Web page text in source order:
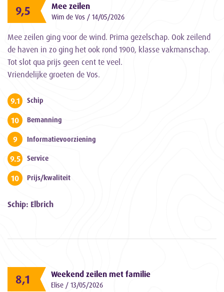
9,5 Mee zeilen
Wim de Vos / 14/05/2026
Mee zeilen ging voor de wind. Prima gezelschap. Ook zeilend
de haven in zo ging het ook rond 1900, klasse vakmanschap.
Tot slot qua prijs geen cent te veel.
Vriendelijke groeten de Vos.
9.1 Schip
10 Bemanning
9 Informatievoorziening
9.5 Service
10 Prijs/kwaliteit
Schip: Elbrich
8,1 Weekend zeilen met familie
Elise / 13/05/2026